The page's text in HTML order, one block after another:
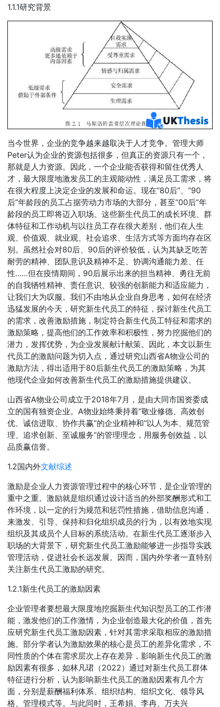
1.1.1研究背景
当今世界，企业的竞争越来越取决于人才竞争。管理大师
Peter认为企业的资源包括很多，但真正的资源只有一个，
那就是人力资源。因此，一个企业能否获得和留住优秀人
才，最大限度地激发员工的主观能动性，满足员工需求，将
在很大程度上决定企业的发展和命运。现在“80后”、“90
后”年龄段的员工占据劳动力市场的大部分，甚至“00后”年
龄段的员工即将迈入职场。这些新生代员工的成长环境、群
体特征和工作动机与以往员工存在很大差别，他们在人生
观、价值观、就业观、社会追求、生活方式等方面均存在区
别。虽然社会对80后、90后的评价较低，认为其缺乏吃苦
耐劳的精神、团队意识及精神不足、协调沟通能力差、任
性……但在疫情期间，90后展示出来的担当精神、勇往无前
的自我牺牲精神、责任意识、较强的创新能力和适应能力，
让我们大为叹服。我们不由地从企业自身思考，如何在经济
迅猛发展的今天，研究新生代员工的特征，探讨新生代员工
的需求，改善激励措施，制定符合新生代员工特征和需求的
激励策略，提高他们的工作效率和积极性，努力挖掘他们的
潜力，发挥优势，为企业发展献计献策。因此，本文以新生
代员工的激励问题为切入点，通过研究山西省A物业公司的
激励方法，得出适用于80后新生代员工的激励策略，为其
他现代企业如何改善新生代员工的激励措施提供建议。
山西省A物业公司成立于2018年7月，是由大同市国资委成
立的国有独资企业。A物业始终秉持着“敬业修德、高效创
优、诚信进取、协作共赢”的企业精神和“以人为本、规范管
理、追求创新、至诚服务”的管理理念，用服务创效益，以
品质赢信誉。
1.2国内外文献综述
激励是企业人力资源管理过程中的核心环节，是企业管理的
重中之重。激励就是组织通过设计适当的外部奖酬形式和工
作环境，以一定的行为规范和惩罚性措施，借助信息沟通，
来激发、引导、保持和归化组织成员的行为，以有效地实现
组织及其成员个人目标的系统活动。在新生代员工逐渐步入
职场的大背景下，研究新生代员工激励能够进一步指导实践
管理活动，促进社会长远发展。因而，国内外学者一直特别
关注新生代员工激励的研究。
1.2.1新生代员工的激励因素
企业管理者要想最大限度地挖掘新生代知识型员工的工作潜
能，激发他们的工作激情，为企业创造最大化的价值，首先
应研究新生代员工激励因素，针对其需求采取相应的激励措
施。部分学者认为激励效果的核心是员工的差异化需求，不
同性质的个体在需求层次上存在差异，影响新生代员工的激
励因素有很多，如林凡珺（2022）通过对新生代员工群体
特征进行分析，认为影响新生代员工的激励因素有几个方
面，分别是薪酬福利体系、组织结构、组织文化、领导风
格、管理模式等。与此同时，王希娟、李冉、万夫兴